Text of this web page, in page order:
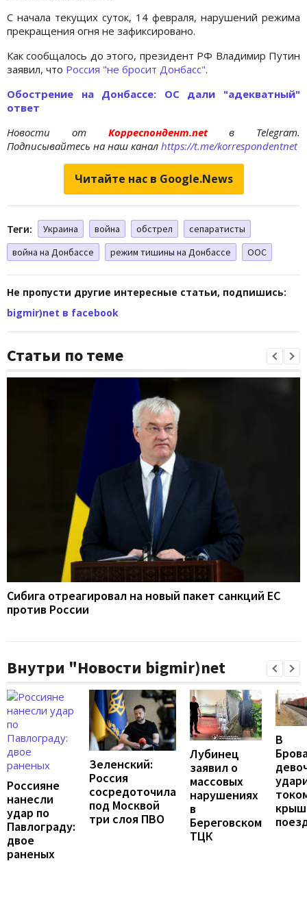
С начала текущих суток, 14 февраля, нарушений режима
прекращения огня не зафиксировано.
Как сообщалось до этого, президент РФ Владимир Путин
заявил, что Россия "не бросит Донбасс".
Обострение на Донбассе: ОС дали "адекватный"
ответ
Новости отКорреспондент.netв Telegram.
Подписывайтесь на наш канал https://t.me/korrespondentnet
Читайте нас в Google.News
Теги: Украина война обстрел
сепаратисты
война на Донбассе
режим тишины на Донбассе ООС
Не пропусти другие интересные статьи, подпишись:
bigmir)net в facebook
Статьи по теме
Сибига отреагировал на новый пакет санкций ЕС
против России
Внутри "Новости bigmir)net
Россияне
нанесли
удар по
Павлограду:
двое
раненых
Зеленский:
Россия
сосредоточила
под Москвой
три слоя ПВО
Лубинец
заявил о
массовых
нарушениях
в
Береговском
ТЦК
В